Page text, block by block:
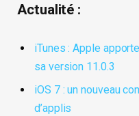
Actualité :
iTunes : Apple
sa version 11.0.3
iOS 7 : un nouveau
d’applis